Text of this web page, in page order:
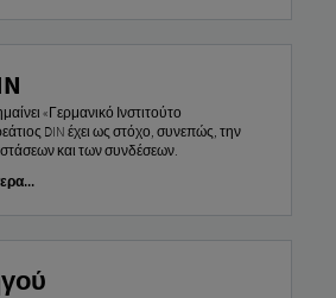
«Γερμανικό Ινστιτούτο
DIN έχει ως στόχο, συνεπώς, την
και των συνδέσεων.